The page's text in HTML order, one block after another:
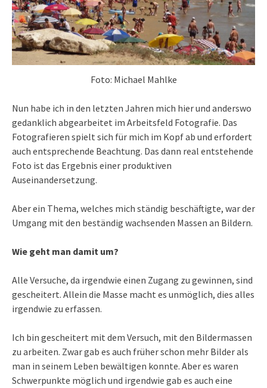
Foto: Michael Mahlke
Nun habe ich in den letzten Jahren mich hier und anderswo
gedanklich abgearbeitet im Arbeitsfeld Fotografie. Das
Fotografieren spielt sich für mich im Kopf ab und erfordert
auch entsprechende Beachtung. Das dann real entstehende
Foto ist das Ergebnis einer produktiven
Auseinandersetzung.
Aber ein Thema, welches mich ständig beschäftigte, war der
Umgang mit den beständig wachsenden Massen an Bildern.
Wie geht man damit um?
Alle Versuche, da irgendwie einen Zugang zu gewinnen, sind
gescheitert. Allein die Masse macht es unmöglich, dies alles
irgendwie zu erfassen.
Ich bin gescheitert mit dem Versuch, mit den Bildermassen
zu arbeiten. Zwar gab es auch früher schon mehr Bilder als
man in seinem Leben bewältigen konnte. Aber es waren
Schwerpunkte möglich und irgendwie gab es auch eine